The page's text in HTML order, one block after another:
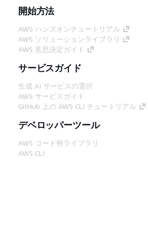
開始方法
AWS ハンズオンチュートリアル
AWS ソリューションライブラリ
AWS 意思決定ガイド
サービスガイド
生成 AI サービスの選択
AWS サービスガイド
GitHub 上の AWS CLI チュートリアル
デベロッパーツール
AWS コード例ライブラリ
AWS CLI